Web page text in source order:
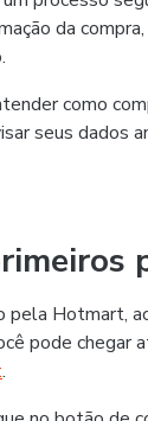
da
como
seus dados
pela Hotmart,
pode chegar
.